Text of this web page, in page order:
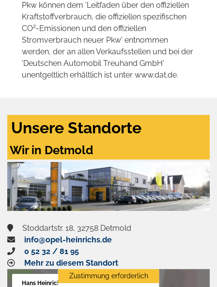
Pkw können dem 'Leitfaden über den offiziellen
Kraftstoffverbrauch, die offiziellen spezifischen
CO2-Emissionen und den offiziellen
Stromverbrauch neuer Pkw' entnommen
werden, der an allen Verkaufsstellen und bei der
'Deutschen Automobil Treuhand GmbH'
unentgeltlich erhältlich ist unter www.dat.de.
Unsere Standorte
Wir in Detmold
Stoddartstr. 18, 32758 Detmold
info@opel-heinrichs.de
0 52 32 / 81 95
Mehr zu diesem Standort
Hans Heinrichs GmbH
Zustimmung erforderlich